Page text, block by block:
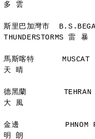
多 雲
斯里巴加灣市
THUNDERSTORMS 雷 暴
馬斯喀特
天 晴
德黑蘭
大 風
金邊
明 朗